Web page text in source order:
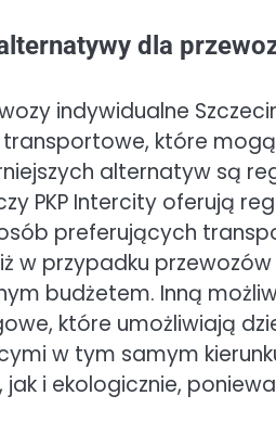
dla
indywidualne
które
alternatyw są
czy PKP Intercity oferują
preferujących
w przypadku
budżetem. Inną
które umożliwiają
w tym samym
jak i ekologicznie,